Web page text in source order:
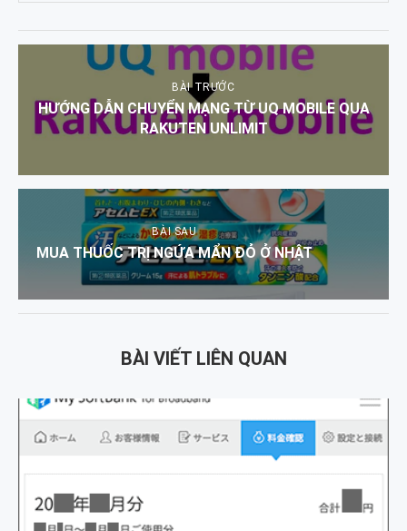
BÀI TRƯỚC
HƯỚNG DẪN CHUYỂN MẠNG TỪ UQ MOBILE QUA
RAKUTEN UNLIMIT
BÀI SAU
MUA THUỐC TRỊ NGỨA MẨN ĐỎ Ở NHẬT
BÀI VIẾT LIÊN QUAN